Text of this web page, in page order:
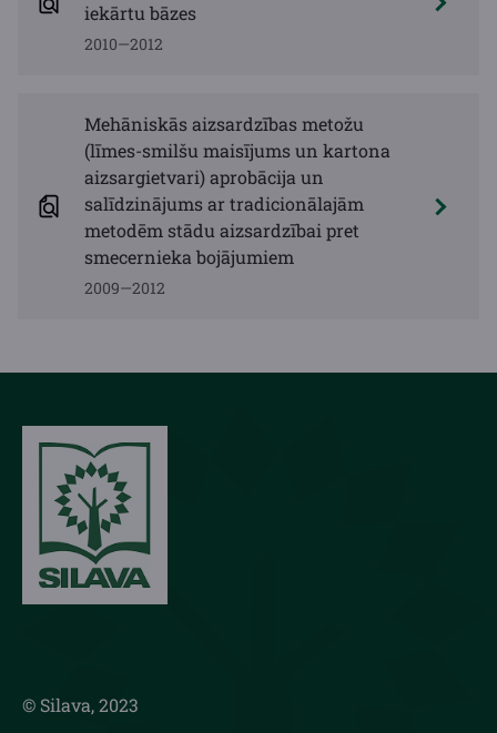
iekārtu bāzes
2010—2012
Mehāniskās aizsardzības metožu
(līmes-smilšu maisījums un kartona
aizsargietvari) aprobācija un
salīdzinājums ar tradicionālajām
metodēm stādu aizsardzībai pret
smecernieka bojājumiem
2009—2012
© Silava, 2023